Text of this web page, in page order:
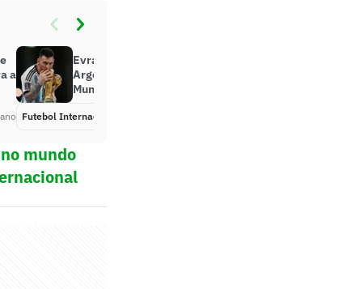
a
Evra acusa Fifa de beneficiar
Argentina e Messi na Copa do
Mundo de 2022
Futebol Internacional
mundo